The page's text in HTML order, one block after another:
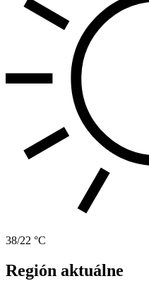
38/22 °C
Región aktuálne